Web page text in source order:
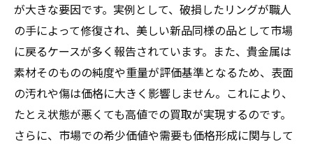
が大きな要因です。実例として、破損したリングが職人
の手によって修復され、美しい新品同様の品として市場
に戻るケースが多く報告されています。また、貴金属は
素材そのものの純度や重量が評価基準となるため、表面
の汚れや傷は価格に大きく影響しません。これにより、
たとえ状態が悪くても高値での買取が実現するのです。
さらに、市場での希少価値や需要も価格形成に関与して